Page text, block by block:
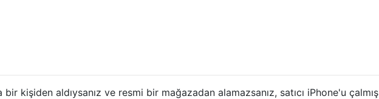
kişiden aldıysanız ve resmi bir mağazadan alamazsanız, satıcı iPhone'u çalmış